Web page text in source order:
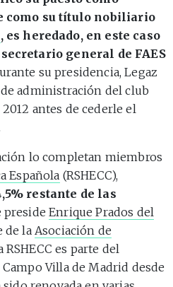
como su título nobiliario
, es heredado, en este caso
general de FAES
su presidencia, Legaz
administración del club
antes de cederle el
lo completan miembros
Española (RSHECC),
restante de las
presideEnrique Prados del
de laAsociación de
RSHECC es parte del
Villa de Madrid desde